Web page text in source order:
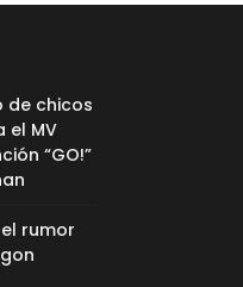
de chicos
el MV
“GO!”
rumor